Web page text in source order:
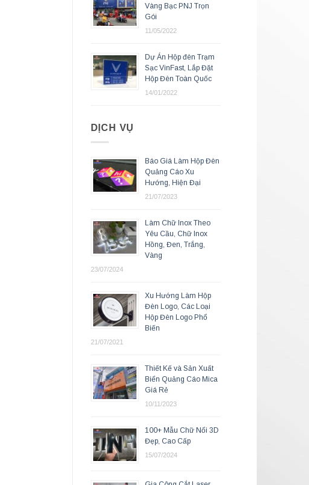
Vàng Bạc PNJ Trọn
Gói
11/05/2022
Dự Án Hộp đèn Trạm
Sạc VinFast, Lắp Đặt
Hộp Đèn Toàn Quốc
14/01/2022
DỊCH VỤ
Báo Giá Làm Hộp Đèn
Quảng Cáo Xu
Hướng, Hiện Đại
21/07/2023
Làm Chữ Inox Theo
Yêu Cầu, Chữ Inox
Hồng, Đen, Trắng,
Vàng
23/07/2024
Xu Hướng Làm Hộp
Đèn Logo, Các Loại
Hộp Đèn Logo Phổ
Biến
21/07/2021
Thiết Kế và Sản Xuất
Biển Quảng Cáo Mica
Giá Rẻ
10/11/2023
100+ Mẫu Chữ Nổi 3D
Đẹp, Cao Cấp
15/07/2024